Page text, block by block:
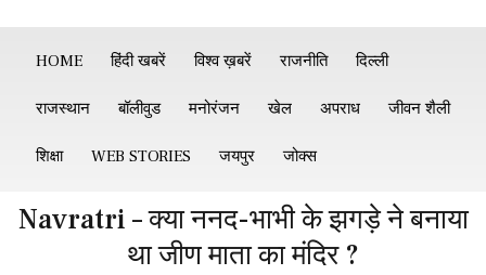
HOME हिंदी खबरें विश्व ख़बरें राजनीति दिल्ली
राजस्थान बॉलीवुड मनोरंजन खेल अपराध जीवन शैली
शिक्षा WEB STORIES जयपुर जोक्स
Navratri – क्या ननद-भाभी के झगड़े ने बनाया
था जीण माता का मंदिर ?